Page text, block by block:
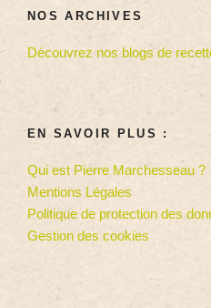
NOS ARCHIVES
Découvrez nos blogs de
EN SAVOIR PLUS :
Qui est Pierre Marchesseau ?
Mentions Légales
Politique de protection des
Gestion des cookies